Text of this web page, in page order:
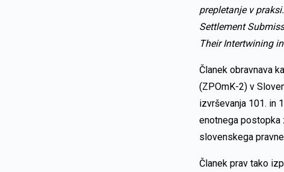
prepletanje v praksi
Settlement
Their Intertwining
Članek obravnava
(ZPOmK-2) v
izvrševanja 101. in
enotnega postopka
slovenskega
Članek prav tako